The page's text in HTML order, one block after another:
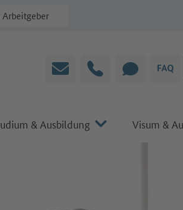
Arbeitgeber
E-Mail HotlineCHAT FAQ
& Ausbildung Visum &